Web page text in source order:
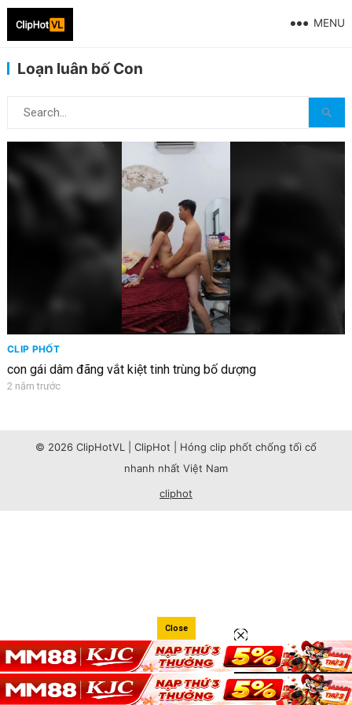
MENU
Loạn luân bố Con
CLIP PHỐT
con gái dâm đãng vắt kiệt tinh trùng bố dượng
2 năm trước
© 2026 ClipHotVL | ClipHot | Hóng clip phốt chống tối cổ
nhanh nhất Việt Nam
cliphot
Close